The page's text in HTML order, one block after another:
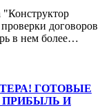
договоров
в нем более…
ГОТОВЫЕ
ПРИБЫЛЬ И